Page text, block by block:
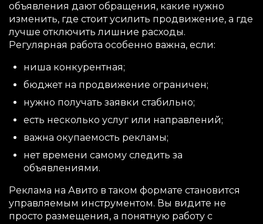
объявления дают обращения, какие нужно
изменить, где стоит усилить продвижение, а где
лучше отключить лишние расходы.
Регулярная работа особенно важна, если:
ниша конкурентная;
бюджет на продвижение ограничен;
нужно получать заявки стабильно;
есть несколько услуг или направлений;
важна окупаемость рекламы;
нет времени самому следить за
объявлениями.
Реклама на Авито в таком формате становится
управляемым инструментом. Вы видите не
просто размещения, а понятную работу с